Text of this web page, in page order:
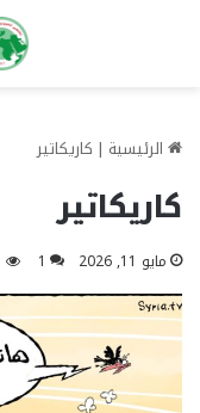
الرئيسية | كاريكاتير
كاريكاتير
مايو 11, 2026 1